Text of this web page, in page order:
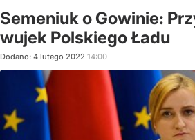
Semeniuk o Gowinie:
wujek Polskiego Ładu
Dodano: 4 lutego 2022 14:00